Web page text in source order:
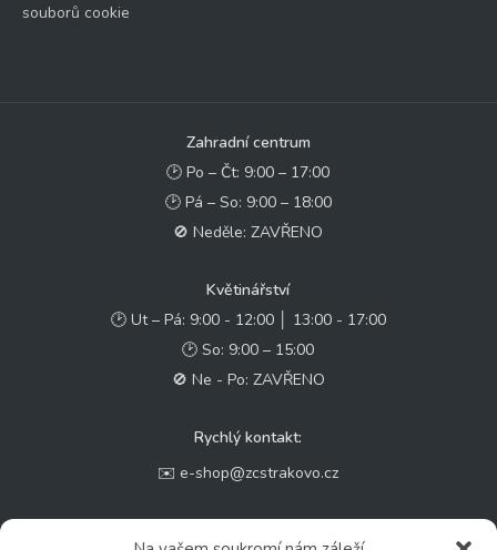
souborů cookie
Zahradní centrum
🕑 Po – Čt: 9:00 – 17:00
🕑 Pá – So: 9:00 – 18:00
🚫 Neděle: ZAVŘENO
Květinářství
🕑 Ut – Pá: 9:00 - 12:00 │ 13:00 - 17:00
🕑 So: 9:00 – 15:00
🚫 Ne - Po: ZAVŘENO
Rychlý kontakt:
✉️ e-shop@zcstrakovo.cz